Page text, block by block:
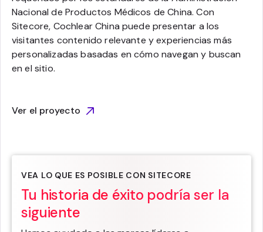
Nacional de Productos Médicos de China. Con
Sitecore, Cochlear China puede presentar a los
visitantes contenido relevante y experiencias más
personalizadas basadas en cómo navegan y buscan
en el sitio.
Ver el proyecto
VEA LO QUE ES POSIBLE CON SITECORE
Tu historia de éxito podría ser la
siguiente